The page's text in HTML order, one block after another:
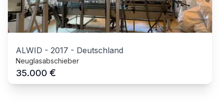
ALWID - 2017 - Deutschland
Neuglasabschieber
35.000 €